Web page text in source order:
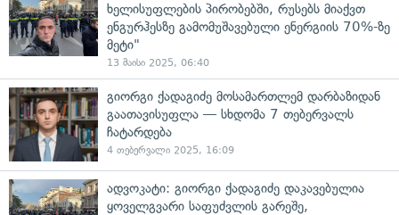
ხელისუფლების პირობებში, რუსებს მიაქვთ
ენგურჰესზე გამომუშავებული ენერგიის 70%-ზე
მეტი"
13 მაისი 2025, 06:40
გიორგი ქადაგიძე მოსამართლემ დარბაზიდან
გაათავისუფლა — სხდომა 7 თებერვალს
ჩატარდება
4 თებერვალი 2025, 16:09
ადვოკატი: გიორგი ქადაგიძე დაკავებულია
ყოველგვარი საფუძვლის გარეშე,